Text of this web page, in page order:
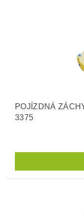
POJÍZDNÁ
3375